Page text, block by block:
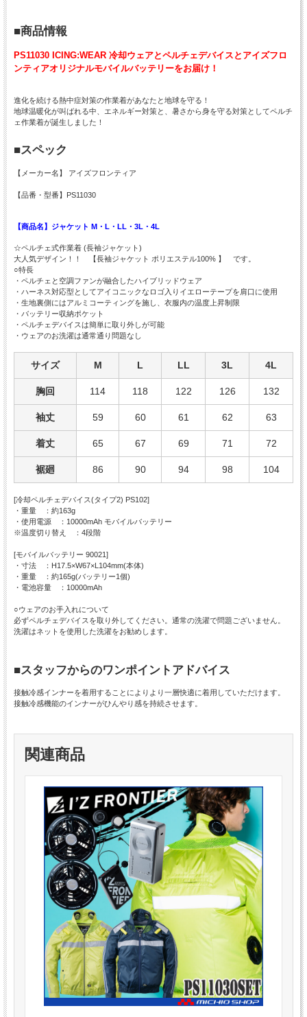
■商品情報
PS11030 ICING:WEAR 冷却ウェアとペルチェデバイスとアイズフロ
ンティアオリジナルモバイルバッテリーをお届け！
進化を続ける熱中症対策の作業着があなたと地球を守る！
地球温暖化が叫ばれる中、エネルギー対策と、暑さから身を守る対策としてペルチ
ェ作業着が誕生しました！
■スペック
【メーカー名】 アイズフロンティア
【品番・型番】PS11030
【商品名】ジャケット M・L・LL・3L・4L
☆ペルチェ式作業着 (長袖ジャケット)
大人気デザイン！！ 【長袖ジャケット ポリエステル100% 】 です。
○特長
・ペルチェと空調ファンが融合したハイブリッドウェア
・ハーネス対応型としてアイコニックなロゴ入りイエローテープを肩口に使用
・生地裏側にはアルミコーティングを施し、衣服内の温度上昇制限
・バッテリー収納ポケット
・ペルチェデバイスは簡単に取り外しが可能
・ウェアのお洗濯は通常通り問題なし
サイズ M L LL 3L 4L
胸回 114 118 122 126 132
袖丈 59 60 61 62 63
着丈 65 67 69 71 72
裾廻 86 90 94 98 104
[冷却ペルチェデバイス(タイプ2) PS102]
・重量 ：約163g
・使用電源 ：10000mAh モバイルバッテリー
※温度切り替え ：4段階
[モバイルバッテリー 90021]
・寸法 ：H17.5×W67×L104mm(本体)
・重量 ：約165g(バッテリー1個)
・電池容量 ：10000mAh
○ウェアのお手入れについて
必ずペルチェデバイスを取り外してください。通常の洗濯で問題ございません。
洗濯はネットを使用した洗濯をお勧めします。
■スタッフからのワンポイントアドバイス
接触冷感インナーを着用することによりより一層快適に着用していただけます。
接触冷感機能のインナーがひんやり感を持続させます。
関連商品